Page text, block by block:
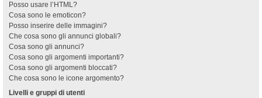
Posso usare l’HTML?
Cosa sono le emoticon?
Posso inserire delle immagini?
Che cosa sono gli annunci globali?
Cosa sono gli annunci?
Cosa sono gli argomenti importanti?
Cosa sono gli argomenti bloccati?
Che cosa sono le icone argomento?
Livelli e gruppi di utenti